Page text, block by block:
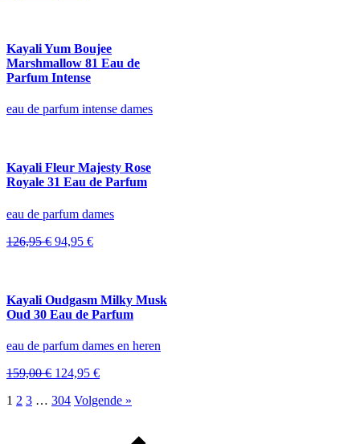
Kayali Yum Boujee
Marshmallow 81 Eau de
Parfum Intense
eau de parfum intense dames
Kayali Fleur Majesty Rose
Royale 31 Eau de Parfum
eau de parfum dames
126,95€ Oorspronkelijke
94,95 €Huidige
Kayali Oudgasm Milky Musk
Oud 30 Eau de Parfum
eau de parfum dames en heren
159,00€ Oorspronkelijke
was:
124,95 €Huidige
is:
1 2 3 … 304 Volgende »